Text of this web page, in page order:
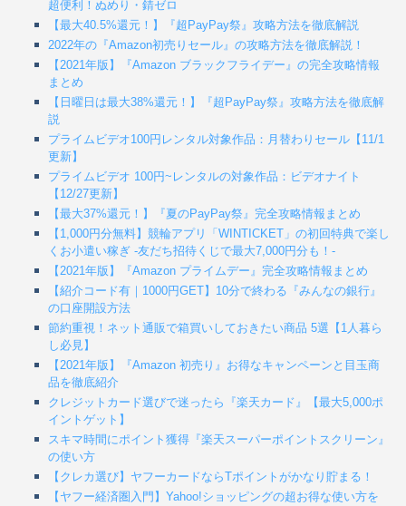
超便利！ぬめり・錆ゼロ
【最大40.5%還元！】『超PayPay祭』攻略方法を徹底解説
2022年の『Amazon初売りセール』の攻略方法を徹底解説！
【2021年版】『Amazon ブラックフライデー』の完全攻略情報
まとめ
【日曜日は最大38%還元！】『超PayPay祭』攻略方法を徹底解
説
プライムビデオ100円レンタル対象作品：月替わりセール【11/1
更新】
プライムビデオ 100円~レンタルの対象作品：ビデオナイト
【12/27更新】
【最大37%還元！】『夏のPayPay祭』完全攻略情報まとめ
【1,000円分無料】競輪アプリ「WINTICKET」の初回特典で楽し
くお小遣い稼ぎ -友だち招待くじで最大7,000円分も！-
【2021年版】『Amazon プライムデー』完全攻略情報まとめ
【紹介コード有｜1000円GET】10分で終わる『みんなの銀行』
の口座開設方法
節約重視！ネット通販で箱買いしておきたい商品 5選【1人暮ら
し必見】
【2021年版】『Amazon 初売り』お得なキャンペーンと目玉商
品を徹底紹介
クレジットカード選びで迷ったら『楽天カード』【最大5,000ポ
イントゲット】
スキマ時間にポイント獲得『楽天スーパーポイントスクリーン』
の使い方
【クレカ選び】ヤフーカードならTポイントがかなり貯まる！
【ヤフー経済圏入門】Yahoo!ショッピングの超お得な使い方を